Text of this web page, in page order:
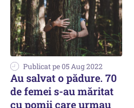
Publicat pe 05 Aug 2022
Au salvat o pădure. 70
de femei s-au măritat
cu pomii care urmau